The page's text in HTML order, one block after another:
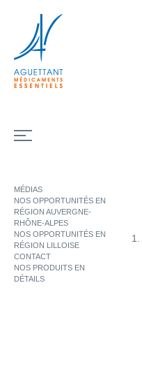
MÉDIAS
NOS OPPORTUNITÉS EN
RÉGION AUVERGNE-
RHÔNE-ALPES
NOS OPPORTUNITÉS EN
RÉGION LILLOISE
CONTACT
NOS PRODUITS EN
DÉTAILS